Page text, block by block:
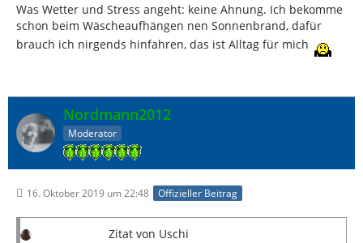
Was Wetter und Stress angeht: keine Ahnung. Ich bekomme
schon beim Wäscheaufhängen nen Sonnenbrand, dafür
brauch ich nirgends hinfahren, das ist Alltag für mich
Nordmann2012
Moderator
16. Oktober 2019 um 22:48 Offizieller Beitrag
Zitat von Uschi